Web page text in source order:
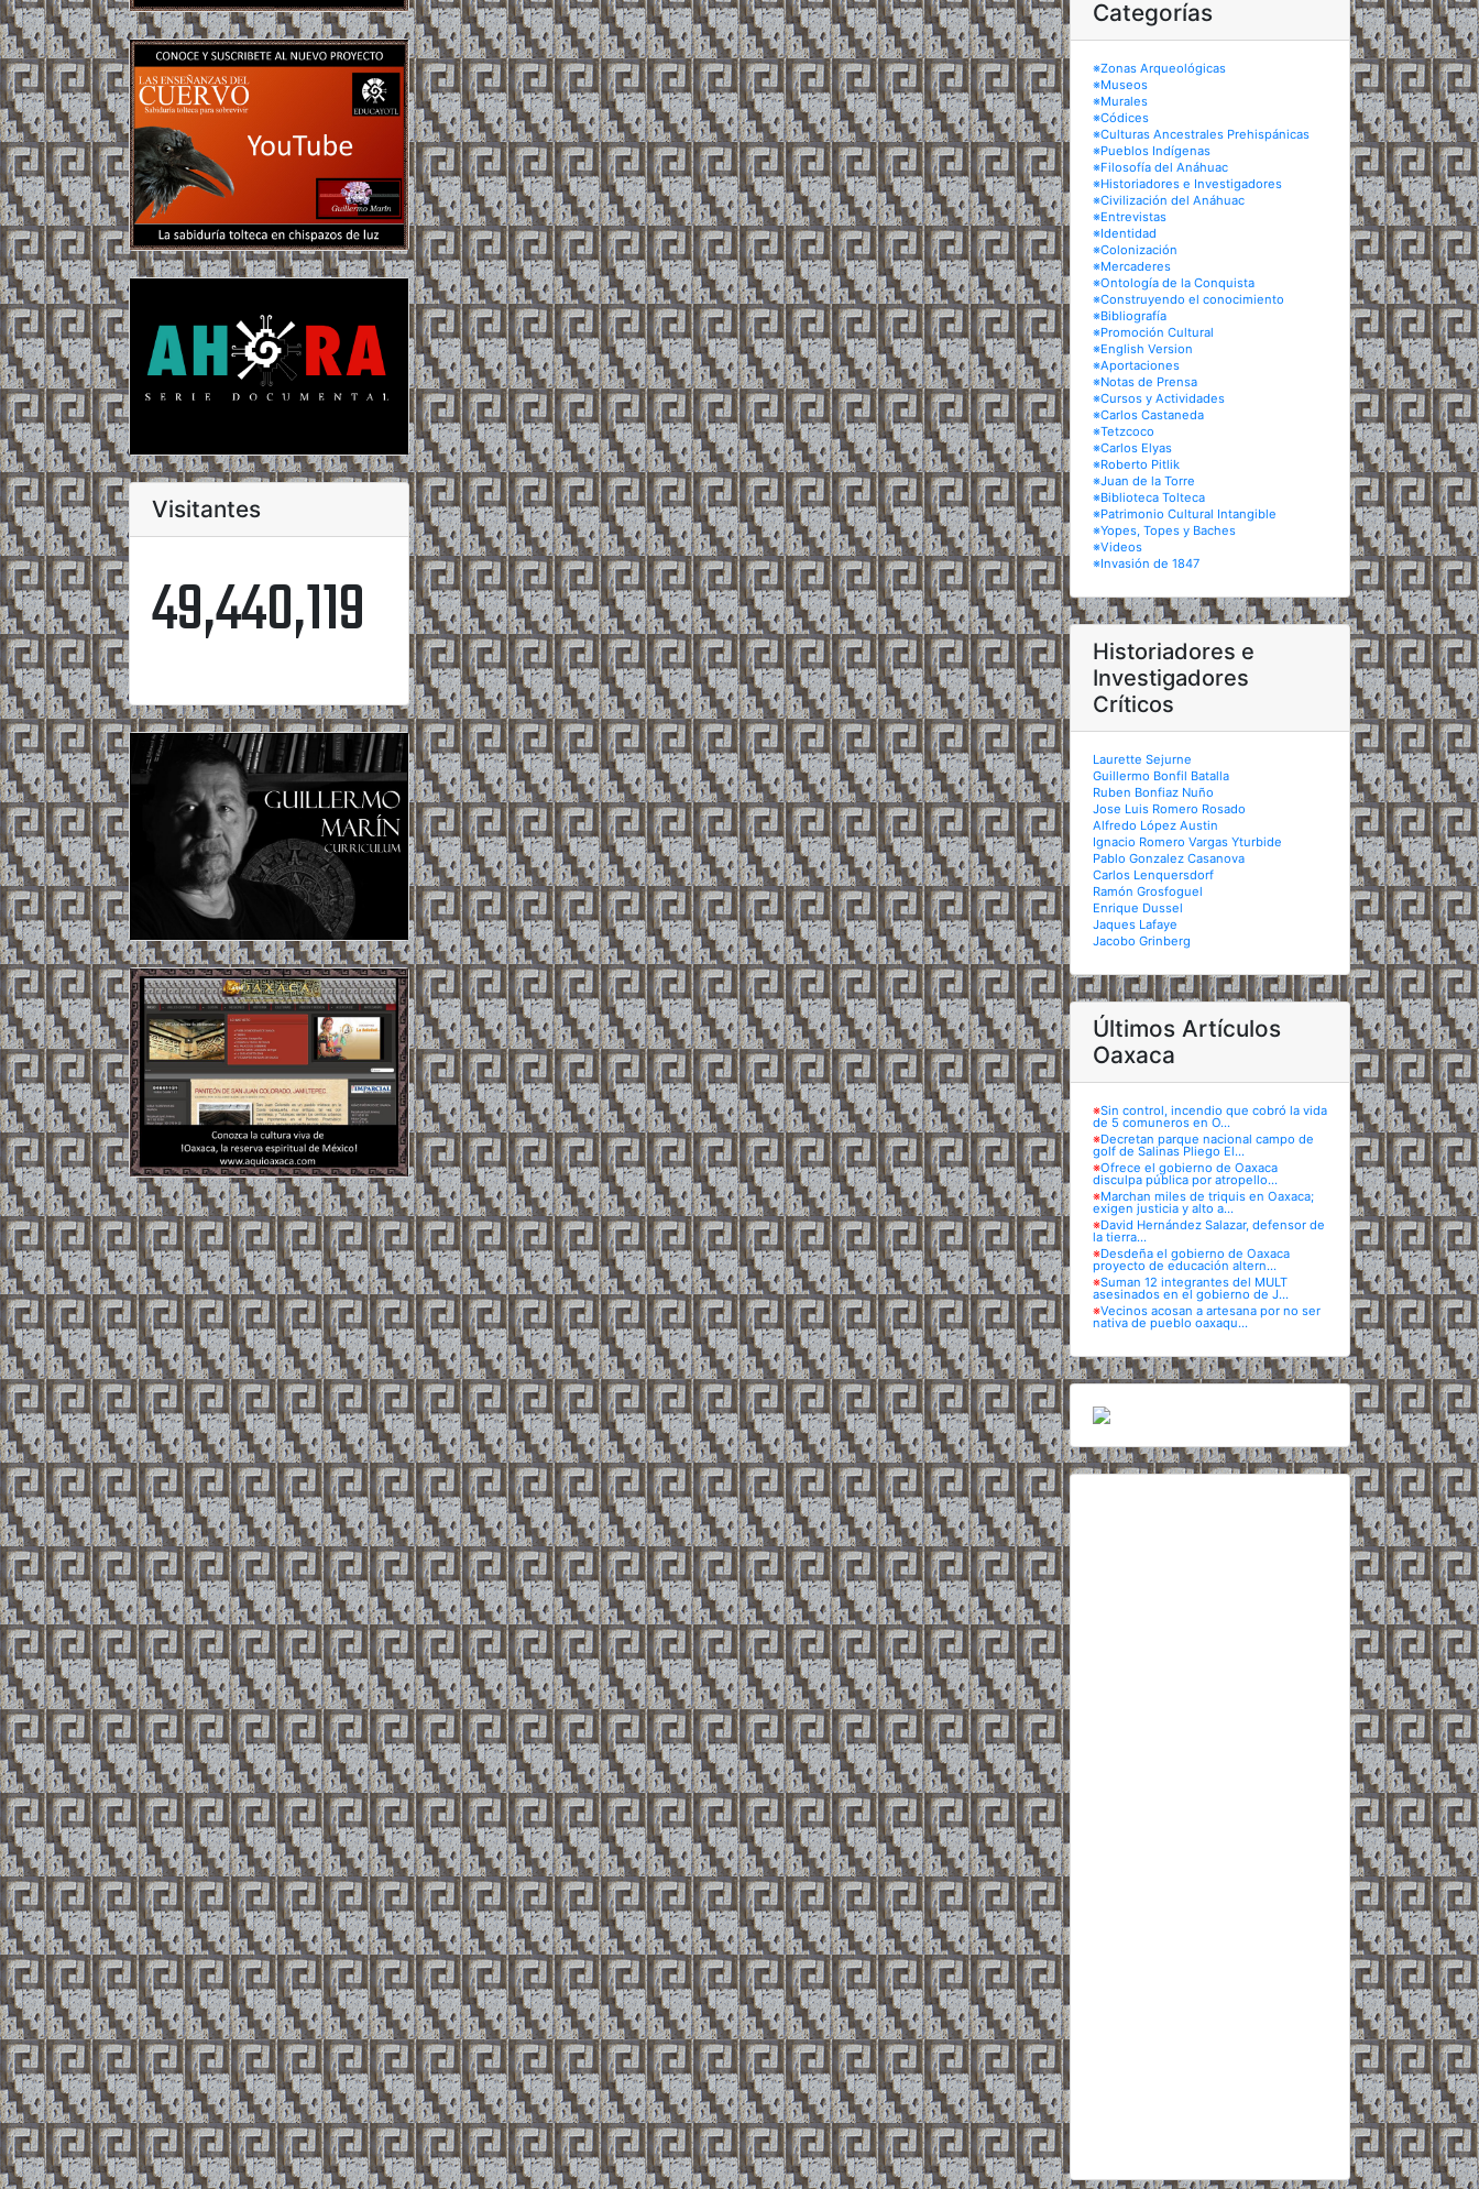
Visitantes
49,440,119
Categorías
※Zonas Arqueológicas
※Museos
※Murales
※Códices
※Culturas Ancestrales Prehispánicas
※Pueblos Indígenas
※Filosofía del Anáhuac
※Historiadores e Investigadores
※Civilización del Anáhuac
※Entrevistas
※Identidad
※Colonización
※Mercaderes
※Ontología de la Conquista
※Construyendo el conocimiento
※Bibliografía
※Promoción Cultural
※English Version
※Aportaciones
※Notas de Prensa
※Cursos y Actividades
※Carlos Castaneda
※Tetzcoco
※Carlos Elyas
※Roberto Pitlik
※Juan de la Torre
※Biblioteca Tolteca
※Patrimonio Cultural Intangible
※Yopes, Topes y Baches
※Videos
※Invasión de 1847
Historiadores e
Investigadores
Críticos
Laurette Sejurne
Guillermo Bonfil Batalla
Ruben Bonfiaz Nuño
Jose Luis Romero Rosado
Alfredo López Austin
Ignacio Romero Vargas Yturbide
Pablo Gonzalez Casanova
Carlos Lenquersdorf
Ramón Grosfoguel
Enrique Dussel
Jaques Lafaye
Jacobo Grinberg
Últimos Artículos
Oaxaca
※Sin control, incendio que cobró la vida
de 5 comuneros en O...
※Decretan parque nacional campo de
golf de Salinas Pliego El...
※Ofrece el gobierno de Oaxaca
disculpa pública por atropello...
※Marchan miles de triquis en Oaxaca;
exigen justicia y alto a...
※David Hernández Salazar, defensor de
la tierra...
※Desdeña el gobierno de Oaxaca
proyecto de educación altern...
※Suman 12 integrantes del MULT
asesinados en el gobierno de J...
※Vecinos acosan a artesana por no ser
nativa de pueblo oaxaqu...